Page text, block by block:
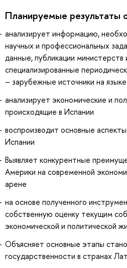
Планируемые результаты
анализирует информацию,
научных и профессиональных
данные, публикации министерств
специализированные
– зарубежные источники на
анализирует экономические и
происходящие в Испании
воспроизводит основные
Испании
Выявляет конкурентные
Америки на современной
арене
на основе полученного
собственную оценку текущим
экономической и политической
Объясняет основные этапы
государственности в странах